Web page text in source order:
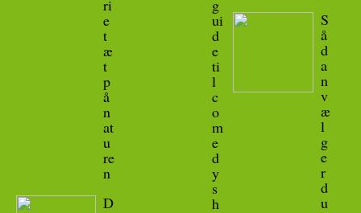
ri
e
t
æ
t
p
å
n
at
u
re
n
D
g
ui
d
e
ti
l
c
o
m
e
d
y
s
h
S
å
d
a
n
v
æ
l
g
e
r
d
u